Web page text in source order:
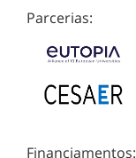
Parcerias:
Financiamentos: